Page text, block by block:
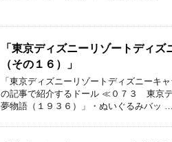
「東京ディズニーリゾートディ
（その１６）」
「東京ディズニーリゾートディズニーキ
の記事で紹介するドール ≪０７３ 東京
夢物語（１９３６）」・ぬいぐるみバッ …